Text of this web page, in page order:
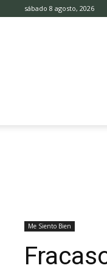
sábado 8 agosto, 2026
Me Siento Bien